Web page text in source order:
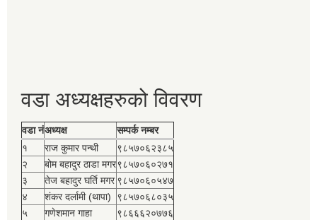
वडा अध्यक्षहरुको विवरण
वडा नंअध्यक्ष
सम्पर्क नम्बर
१
राज कुमार पन्थी
९८५७०६२३८५
२
बोम बहादुर ठाडा मगर९८५७०६०२७१
३
तेज बहादुर घर्ति मगर ९८५७०६०५४७
४
शंकर दर्लामी (थापा)
९८५७०६८०३५
५
गणेशमान गाहा
९८६६६२०७७६